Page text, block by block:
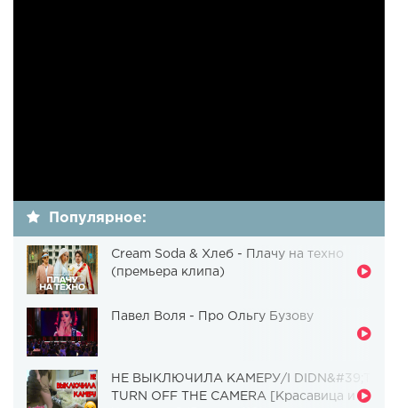
Популярное:
Cream Soda & Хлеб - Плачу на техно
(премьера клипа)
Павел Воля - Про Ольгу Бузову
НЕ ВЫКЛЮЧИЛА КАМЕРУ/I DIDN&#39;T
TURN OFF THE CAMERA [Красавица и